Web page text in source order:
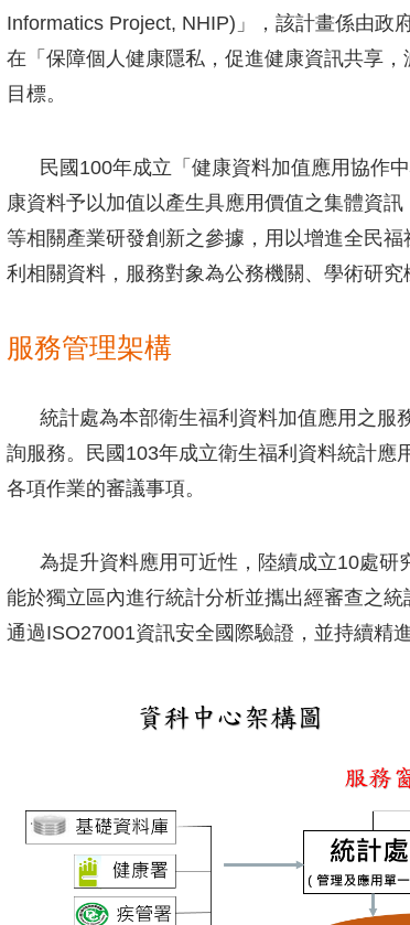
Informatics Project, NHIP)」，該計畫係由政
在「保障個人健康隱私，促進健康資訊共享
目標。
民國100年成立「健康資料加值應用協作中
康資料予以加值以產生具應用價值之集體資
等相關產業研發創新之參據，用以增進全民
利相關資料，服務對象為公務機關、學術研
服務管理架構
統計處為本部衛生福利資料加值應用之服
詢服務。民國103年成立衛生福利資料統計應
各項作業的審議事項。
為提升資料應用可近性，陸續成立10處研
能於獨立區內進行統計分析並攜出經審查之
通過ISO27001資訊安全國際驗證，並持續精